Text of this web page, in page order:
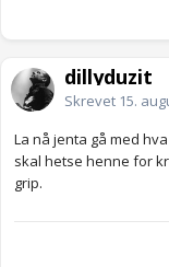
dillyduzit
Skrevet 15.
La nå jenta gå med
skal hetse henne for
grip.